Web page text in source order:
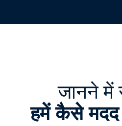
जानने में
हमें कैसे मदद